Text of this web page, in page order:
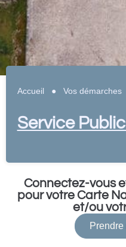
Accueil ● Vos démarches
Service
Connectez-vous
pour votre Carte
et/ou